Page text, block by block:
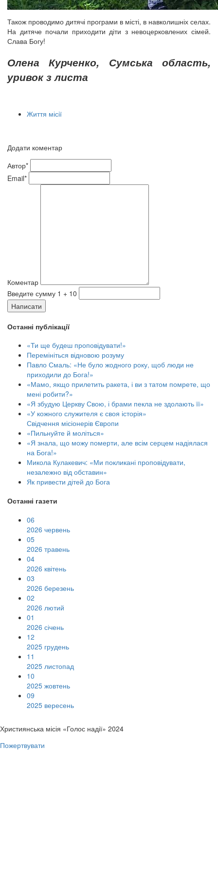
Також проводимо дитячі програми в місті, в навколишніх селах.
На дитяче почали приходити діти з невоцерковлених сімей.
Слава Богу!
Олена Курченко, Сумська область,
уривок з листа
Життя місії
Додати коментар
Автор*
Email*
Коментар
Введите сумму 1 + 10
Написати
Останні публікації
«Ти ще будеш проповідувати!»
Перемініться відновою розуму
Павло Смаль: «Не було жодного року, щоб люди не
приходили до Бога!»
«Мамо, якщо прилетить ракета, і ви з татом помрете, що
мені робити?»
«Я збудую Церкву Свою, і брами пекла не здолають її»
«У кожного служителя є своя історія»
Свідчення місіонерів Європи
«Пильнуйте й моліться»
«Я знала, що можу померти, але всім серцем надіялася
на Бога!»
Микола Кулакевич: «Ми покликані проповідувати,
незалежно від обставин»
Як привести дітей до Бога
Останні газети
06
2026 червень
05
2026 травень
04
2026 квітень
03
2026 березень
02
2026 лютий
01
2026 січень
12
2025 грудень
11
2025 листопад
10
2025 жовтень
09
2025 вересень
Християнська місія «Голос надії» 2024
Пожертвувати